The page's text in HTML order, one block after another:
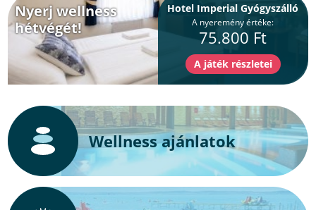
Nyerj wellness
hétvégét!
Hotel Imperial Gyógyszálló
A nyeremény értéke:
75.800 Ft
Wellness ajánlatok